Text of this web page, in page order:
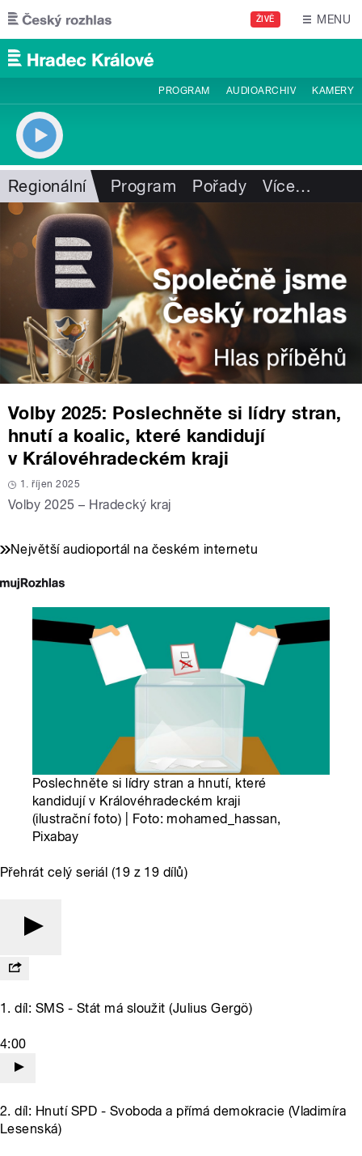
Přejít k hlavnímu obsahu
ŽIVĚ MENU
PROGRAM AUDIOARCHIV KAMERY
Regionální Program Pořady Více…
Volby 2025: Poslechněte si lídry stran,
hnutí a koalic, které kandidují
v Královéhradeckém kraji
1. říjen 2025
Volby 2025 – Hradecký kraj
Největší audioportál na českém internetu
Poslechněte si lídry stran a hnutí, které
kandidují v Královéhradeckém kraji
(ilustrační foto) | Foto: mohamed_hassan,
Pixabay
Přehrát celý seriál (19 z 19 dílů)
1. díl: SMS - Stát má sloužit (Julius Gergö)
4:00
2. díl: Hnutí SPD - Svoboda a přímá demokracie (Vladimíra
Lesenská)